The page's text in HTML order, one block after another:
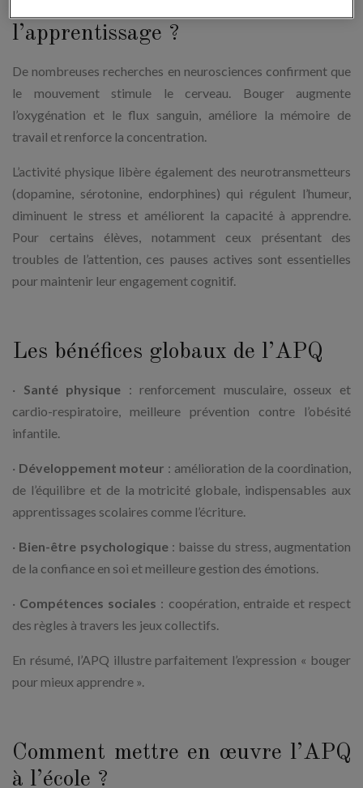
l’apprentissage ?
De nombreuses recherches en neurosciences confirment que
le mouvement stimule le cerveau. Bouger augmente
l’oxygénation et le flux sanguin, améliore la mémoire de
travail et renforce la concentration.
L’activité physique libère également des neurotransmetteurs
(dopamine, sérotonine, endorphines) qui régulent l’humeur,
diminuent le stress et améliorent la capacité à apprendre.
Pour certains élèves, notamment ceux présentant des
troubles de l’attention, ces pauses actives sont essentielles
pour maintenir leur engagement cognitif.
Les bénéfices globaux de l’APQ
· Santé physique : renforcement musculaire, osseux et
cardio-respiratoire, meilleure prévention contre l’obésité
infantile.
· Développement moteur : amélioration de la coordination,
de l’équilibre et de la motricité globale, indispensables aux
apprentissages scolaires comme l’écriture.
· Bien-être psychologique: baisse du stress, augmentation
de la confiance en soi et meilleure gestion des émotions.
· Compétences sociales : coopération, entraide et respect
des règles à travers les jeux collectifs.
En résumé, l’APQ illustre parfaitement l’expression « bouger
pour mieux apprendre ».
Comment mettre en œuvre l’APQ
à l’école ?